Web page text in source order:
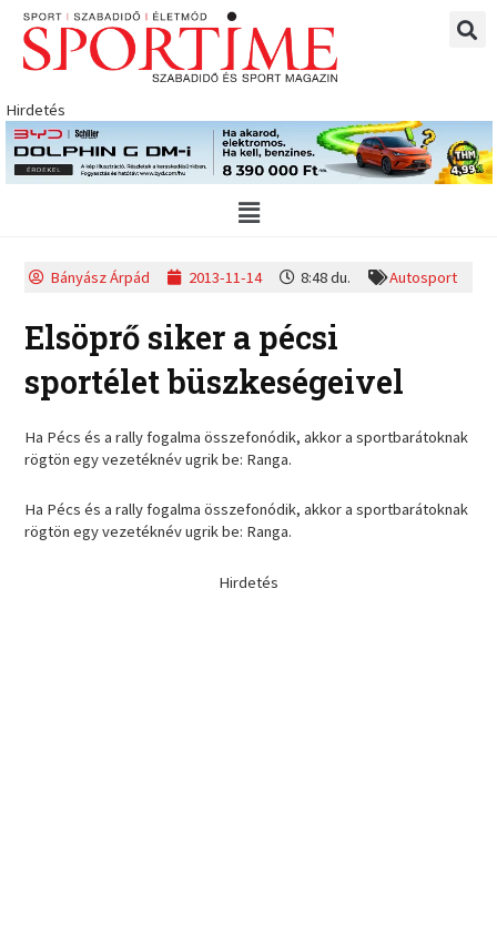
Skip
content
Hirdetés
Main
Menu
Bányász Árpád 2013-11-14 8:48 du. Autosport
Elsöprő siker a pécsi
sportélet büszkeségeivel
Ha Pécs és a rally fogalma összefonódik, akkor a sportbarátoknak
rögtön egy vezetéknév ugrik be: Ranga.
Ha Pécs és a rally fogalma összefonódik, akkor a sportbarátoknak
rögtön egy vezetéknév ugrik be: Ranga.
Hirdetés